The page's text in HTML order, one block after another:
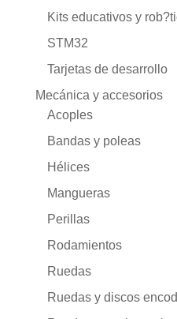
Kits educativos y
STM32
Tarjetas de desarrollo
Mecánica y accesorios
Acoples
Bandas y poleas
Hélices
Mangueras
Perillas
Rodamientos
Ruedas
Ruedas y discos